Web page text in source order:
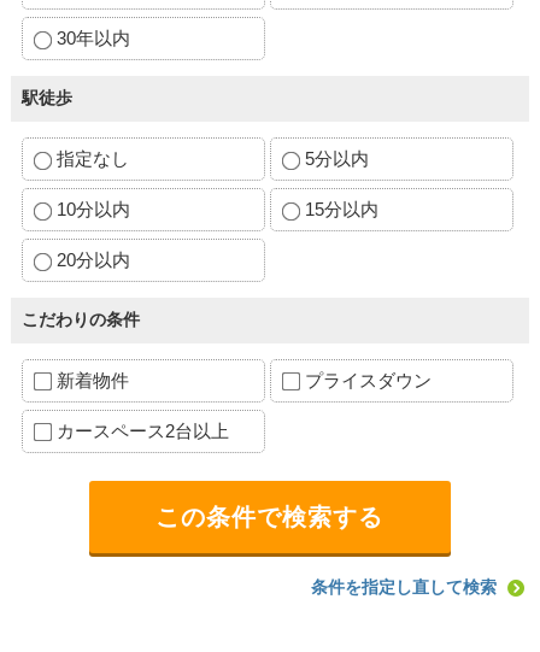
30年以内
駅徒歩
指定なし 5分以内
10分以内 15分以内
20分以内
こだわりの条件
新着物件 プライスダウン
カースペース2台以上
条件を指定し直して検索